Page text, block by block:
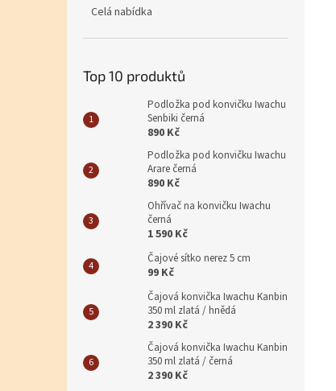
Celá nabídka
Top 10 produktů
Podložka pod konvičku Iwachu
Senbiki černá
890 Kč
Podložka pod konvičku Iwachu
Arare černá
890 Kč
Ohřívač na konvičku Iwachu
černá
1 590 Kč
Čajové sítko nerez 5 cm
99 Kč
Čajová konvička Iwachu Kanbin
350 ml zlatá / hnědá
2 390 Kč
Čajová konvička Iwachu Kanbin
350 ml zlatá / černá
2 390 Kč